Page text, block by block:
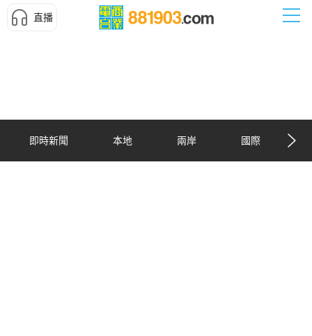
直播
即時新聞 本地 兩岸 國際